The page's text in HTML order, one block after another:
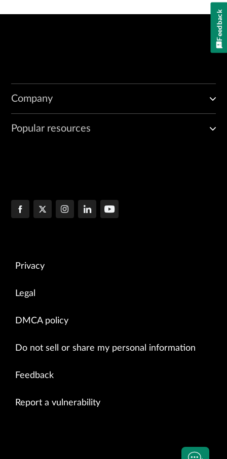
Company
Popular resources
Privacy
Legal
DMCA policy
Do not sell or share my personal information
Feedback
Report a vulnerability
Feedback